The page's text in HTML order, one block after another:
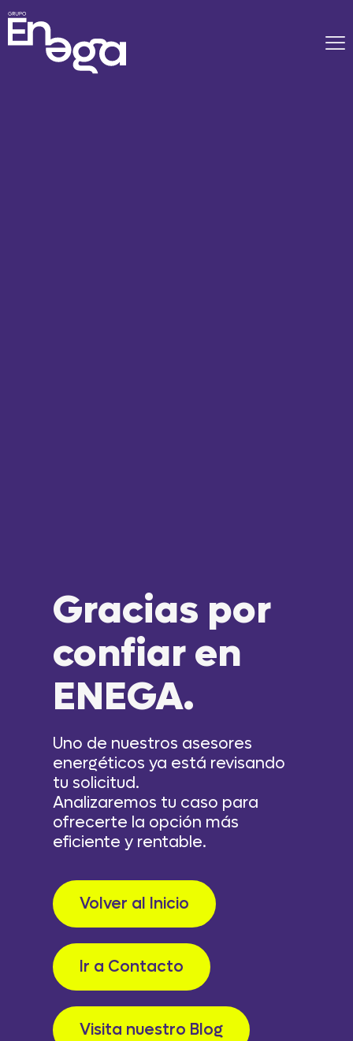
Gracias por
confiar en
ENEGA.
Uno de nuestros asesores
energéticos ya está revisando
tu solicitud.
Analizaremos tu caso para
ofrecerte la opción más
eficiente y rentable.
Volver al Inicio
Ir a Contacto
Visita nuestro Blog